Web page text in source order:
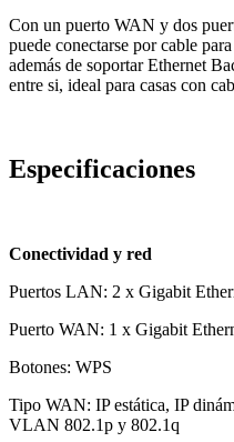
Con un puerto WAN y dos
puede conectarse por cable
además de soportar Ethernet
entre si, ideal para casas con
Especificaciones
Conectividad y red
Puertos LAN: 2 x Gigabit
Puerto WAN: 1 x Gigabit
Botones: WPS
Tipo WAN: IP estática, IP
VLAN 802.1p y 802.1q